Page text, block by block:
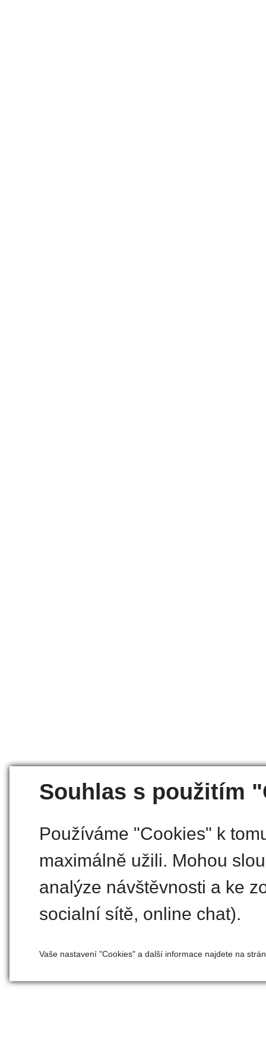
Souhlas s použitím
Používáme "Cookies" k
maximálně užili. Mohou
analýze návštěvnosti a ke
socialní sítě, online chat).
Vaše nastavení "Cookies" a další informace najdete na